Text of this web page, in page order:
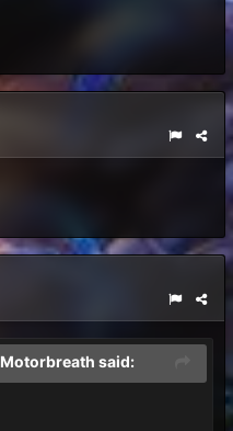
Motorbreath said: